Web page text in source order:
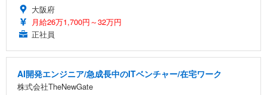
大阪府
月給26万1,700円～32万円
正社員
AI開発エンジニア/急成長中のITベンチャー/在宅ワーク
株式会社TheNewGate